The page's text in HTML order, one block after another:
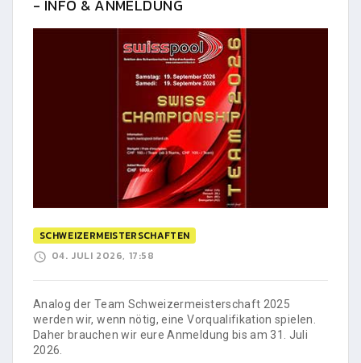
- INFO & ANMELDUNG
SCHWEIZERMEISTERSCHAFTEN
04. JULI 2026, 17:58
Analog der Team Schweizermeisterschaft 2025
werden wir, wenn nötig, eine Vorqualifikation spielen.
Daher brauchen wir eure Anmeldung bis am 31. Juli
2026.